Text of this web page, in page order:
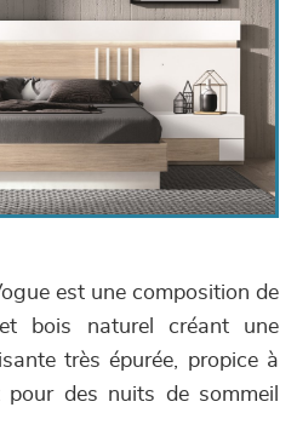
est une composition de
bois naturel créant une
très épurée, propice à
pour des nuits de sommeil